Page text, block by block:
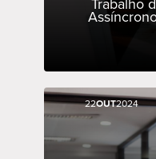
Trabalho
22OUT2024
22OUT2024